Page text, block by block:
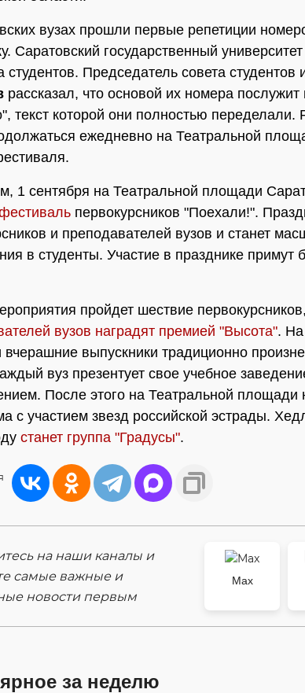
вузах прошли первые репетиции
Саратовский государственный
студентов. Председатель совета студентов
рассказал, что основой их номера послужит
текст которой они полностью переделали.
ежедневно на Театральной
1 сентября на Театральной площади
первокурсников "Поехали!".
и преподавателей вузов и станет
в студенты. Участие в празднике примут
пройдет шествие первокурсников,
вузов наградят премией "Высота". На
выпускники традиционно
вуз презентует свое учебное
После этого на Театральной площади
с участием звезд российской эстрады.
станет группа "Градусы".
на наши каналы и
самые важные и
новости первым
Max
за неделю